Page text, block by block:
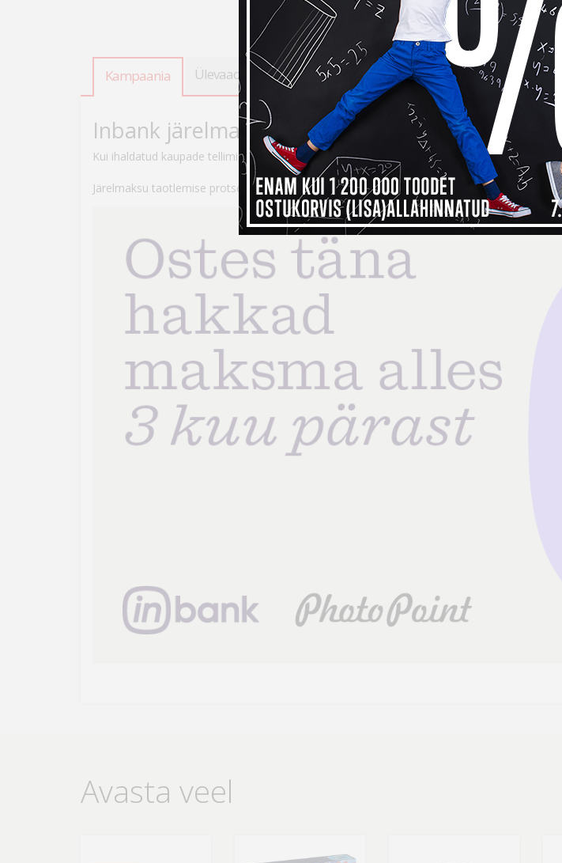
Kampaania Ülevaade Tooteandmed Kokkusobivad tooted 25
Inbank järelmaksuga ostes maksad kauba eest
Kui ihaldatud kaupade tellimiseks peaks raha nappima, siis Inbank järelmaksu abiga
Järelmaksu taotlemise protsess on lihtne – veebikaubamaja ostukorvis tuleb makseviisiks
Avasta veel